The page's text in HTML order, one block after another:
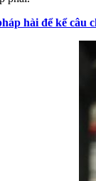
hài để kể câu